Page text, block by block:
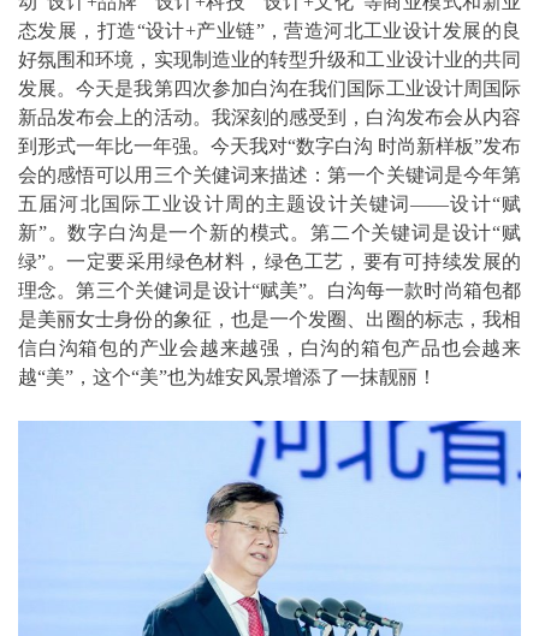
态发展，打造“设计+产业链”，营造河北工业设计发展的良
好氛围和环境，实现制造业的转型升级和工业设计业的共同
发展。今天是我第四次参加白沟在我们国际工业设计周国际
新品发布会上的活动。我深刻的感受到，白沟发布会从内容
到形式一年比一年强。今天我对“数字白沟 时尚新样板”发布
会的感悟可以用三个关健词来描述：第一个关键词是今年第
五届河北国际工业设计周的主题设计关键词——设计“赋
新”。数字白沟是一个新的模式。第二个关键词是设计“赋
绿”。一定要采用绿色材料，绿色工艺，要有可持续发展的
理念。第三个关健词是设计“赋美”。白沟每一款时尚箱包都
是美丽女士身份的象征，也是一个发圈、出圈的标志，我相
信白沟箱包的产业会越来越强，白沟的箱包产品也会越来
越“美”，这个“美”也为雄安风景增添了一抹靓丽！